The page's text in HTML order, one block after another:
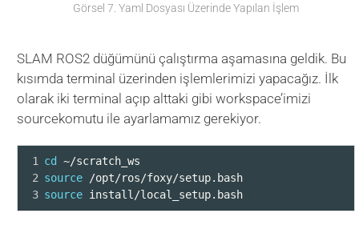
Görsel 7. Yaml Dosyası Üzerinde Yapılan İşlem
SLAM ROS2 düğümünü çalıştırma aşamasına geldik. Bu
kısımda terminal üzerinden işlemlerimizi yapacağız. İlk
olarak iki terminal açıp alttaki gibi workspace’imizi
sourcekomutu ile ayarlamamız gerekiyor.
1 cd
~/scratch_ws
2 source /opt/ros/foxy/setup.bash
3 source install/local_setup.bash